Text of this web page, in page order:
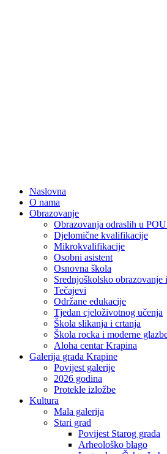
Naslovna
O nama
Obrazovanje
Obrazovanja odraslih u
Djelomične kvalifikacije
Mikrokvalifikacije
Osobni asistent
Osnovna škola
Srednjoškolsko
Tečajevi
Održane edukacije
Tjedan cjeloživotnog učenja
Škola slikanja i crtanja
Škola rocka i moderne
Aloha centar Krapina
Galerija grada Krapine
Povijest galerije
2026 godina
Protekle izložbe
Kultura
Mala galerija
Stari grad
Povijest Starog grada
Arheološko blago